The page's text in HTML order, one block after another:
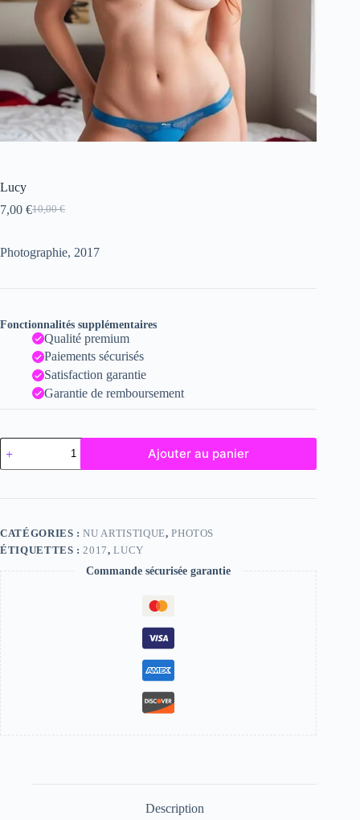
Lucy
10,00€
Le
était :
7,00 €Le
est :
Photographie, 2017
Fonctionnalités supplémentaires
Qualité premium
Paiements sécurisés
Satisfaction garantie
Garantie de remboursement
quantité
de
Lucy
Ajouter au panier
CATÉGORIES :NU ARTISTIQUE,PHOTOS
ÉTIQUETTES : 2017,LUCY
Commande sécurisée garantie
Description